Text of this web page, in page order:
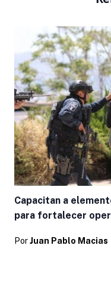
Capacitan a
para fortalecer
Por Juan Pablo Macias